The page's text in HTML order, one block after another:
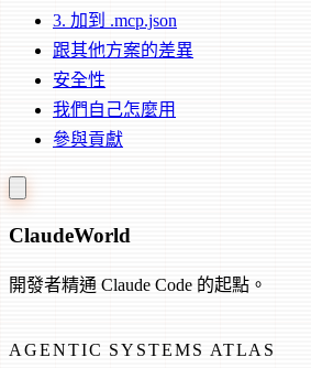
3. 加到 .mcp.json
跟其他方案的差異
安全性
我們自己怎麼用
參與貢獻
ClaudeWorld
開發者精通 Claude Code 的起點。
AGENTIC SYSTEMS ATLAS